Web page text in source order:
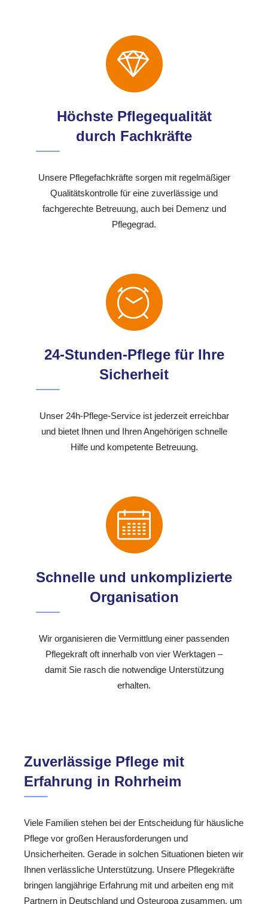
Höchste Pflegequalität
durch Fachkräfte
Unsere Pflegefachkräfte sorgen mit regelmäßiger
Qualitätskontrolle für eine zuverlässige und
fachgerechte Betreuung, auch bei Demenz und
Pflegegrad.
24-Stunden-Pflege für Ihre
Sicherheit
Unser 24h-Pflege-Service ist jederzeit erreichbar
und bietet Ihnen und Ihren Angehörigen schnelle
Hilfe und kompetente Betreuung.
Schnelle und unkomplizierte
Organisation
Wir organisieren die Vermittlung einer passenden
Pflegekraft oft innerhalb von vier Werktagen –
damit Sie rasch die notwendige Unterstützung
erhalten.
Zuverlässige Pflege mit
Erfahrung in Rohrheim
Viele Familien stehen bei der Entscheidung für häusliche
Pflege vor großen Herausforderungen und
Unsicherheiten. Gerade in solchen Situationen bieten wir
Ihnen verlässliche Unterstützung. Unsere Pflegekräfte
bringen langjährige Erfahrung mit und arbeiten eng mit
Partnern in Deutschland und Osteuropa zusammen, um